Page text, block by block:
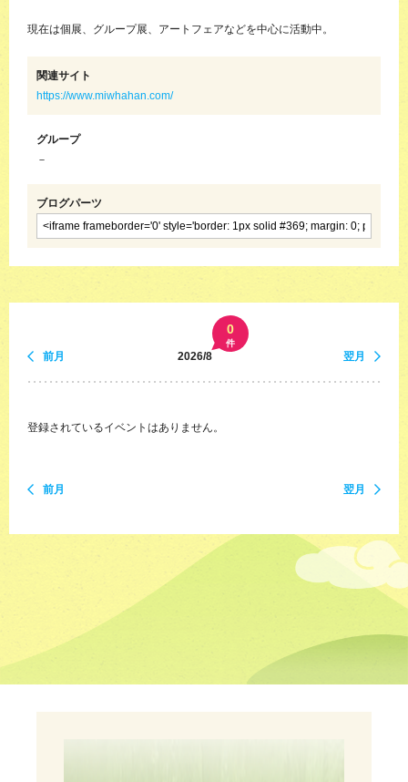
現在は個展、グループ展、アートフェアなどを中心に活動中。
関連サイト
https://www.miwhahan.com/
グループ
－
ブログパーツ
前月 2026/8
0
件
翌月
登録されているイベントはありません。
前月 翌月